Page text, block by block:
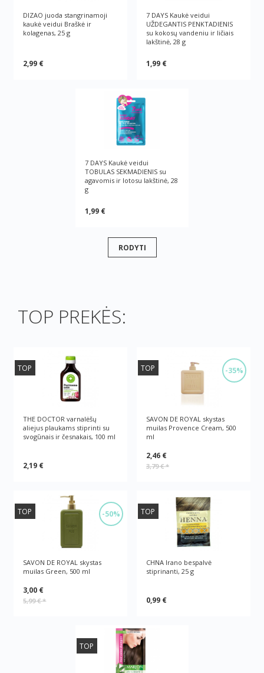
DIZAO juoda stangrinamoji
kaukė veidui Braškė ir
kolagenas, 25 g
2,99 €
7 DAYS Kaukė veidui
UŽDEGANTIS PENKTADIENIS
su kokosų vandeniu ir ličiais
lakštinė, 28 g
1,99 €
7 DAYS Kaukė veidui
TOBULAS SEKMADIENIS su
agavomis ir lotosu lakštinė, 28
g
1,99 €
RODYTI
TOP PREKĖS:
TOP
THE DOCTOR varnalėšų
aliejus plaukams stiprinti su
svogūnais ir česnakais, 100 ml
2,19 €
-35%
TOP
SAVON DE ROYAL skystas
muilas Provence Cream, 500
ml
2,46 €
3,79 €*
-50%
TOP
SAVON DE ROYAL skystas
muilas Green, 500 ml
3,00 €
5,99 €*
TOP
CHNA Irano bespalvė
stiprinanti, 25 g
0,99 €
TOP